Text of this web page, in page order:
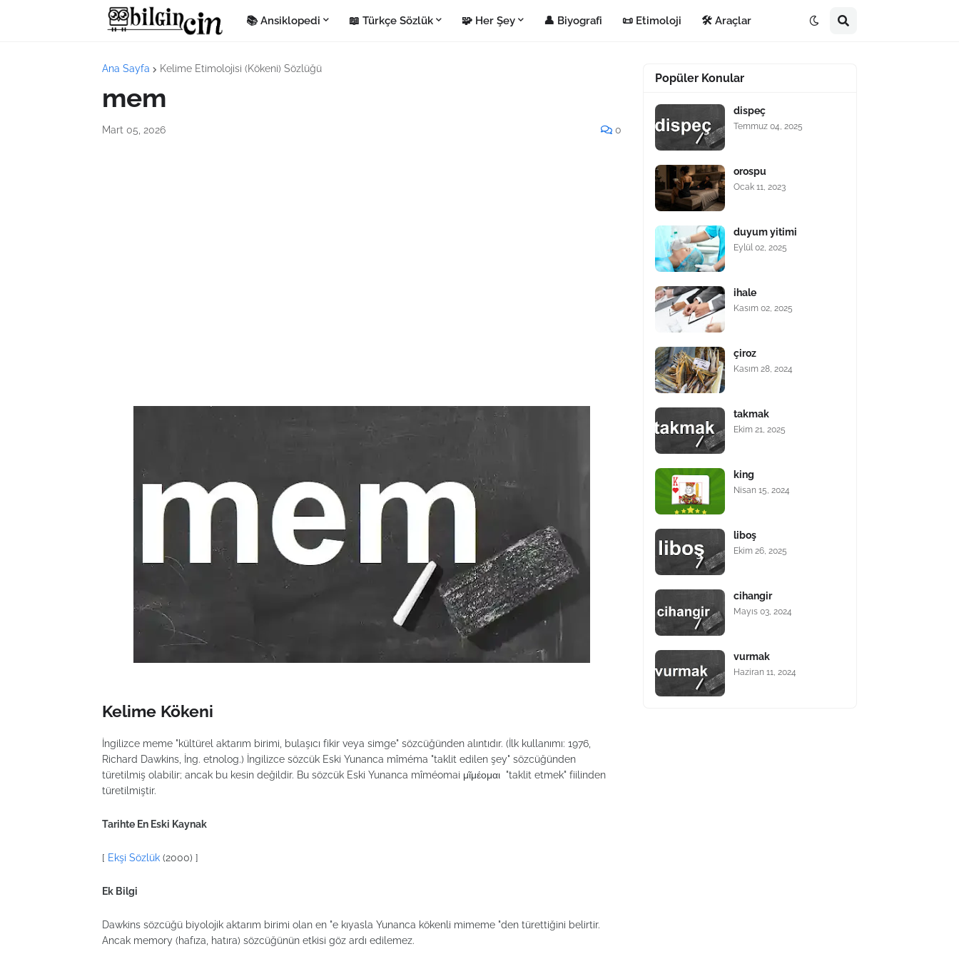
📚 Ansiklopedi 📖 Türkçe Sözlük 🧩 Her Şey 👤 Biyografi 📜 Etimoloji 🛠️ Araçlar
Ana Sayfa Kelime Etimolojisi (Kökeni) Sözlüğü
mem
Mart 05, 2026 0
Kelime Kökeni
İngilizce meme "kültürel aktarım birimi, bulaşıcı fikir veya simge" sözcüğünden alıntıdır. (İlk kullanımı: 1976,
Richard Dawkins, İng. etnolog.) İngilizce sözcük Eski Yunanca mîméma "taklit edilen şey" sözcüğünden
türetilmiş olabilir; ancak bu kesin değildir. Bu sözcük Eski Yunanca mîméomai μῖμέομαι "taklit etmek" fiilinden
türetilmiştir.
Tarihte En Eski Kaynak
[ Ekşi Sözlük (2000) ]
Ek Bilgi
Dawkins sözcüğü biyolojik aktarım birimi olan en "e kıyasla Yunanca kökenli mimeme "den türettiğini belirtir.
Ancak memory (hafıza, hatıra) sözcüğünün etkisi göz ardı edilemez.
Popüler Konular
dispeç
Temmuz 04, 2025
orospu
Ocak 11, 2023
duyum yitimi
Eylül 02, 2025
ihale
Kasım 02, 2025
çiroz
Kasım 28, 2024
takmak
Ekim 21, 2025
king
Nisan 15, 2024
liboş
Ekim 26, 2025
cihangir
Mayıs 03, 2024
vurmak
Haziran 11, 2024